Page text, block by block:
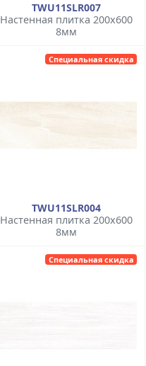
TWU11SLR007
Настенная плитка 200x600
8мм
Специальная скидка
TWU11SLR004
Настенная плитка 200x600
8мм
Специальная скидка